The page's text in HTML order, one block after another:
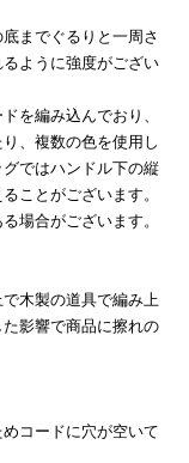
までぐるりと一周さ
ように強度がござい
を編み込んでおり、
、複数の色を使用し
ではハンドル下の縦
ことがございます。
場合がございます。
木製の道具で編み上
影響で商品に擦れの
コードに穴が空いて